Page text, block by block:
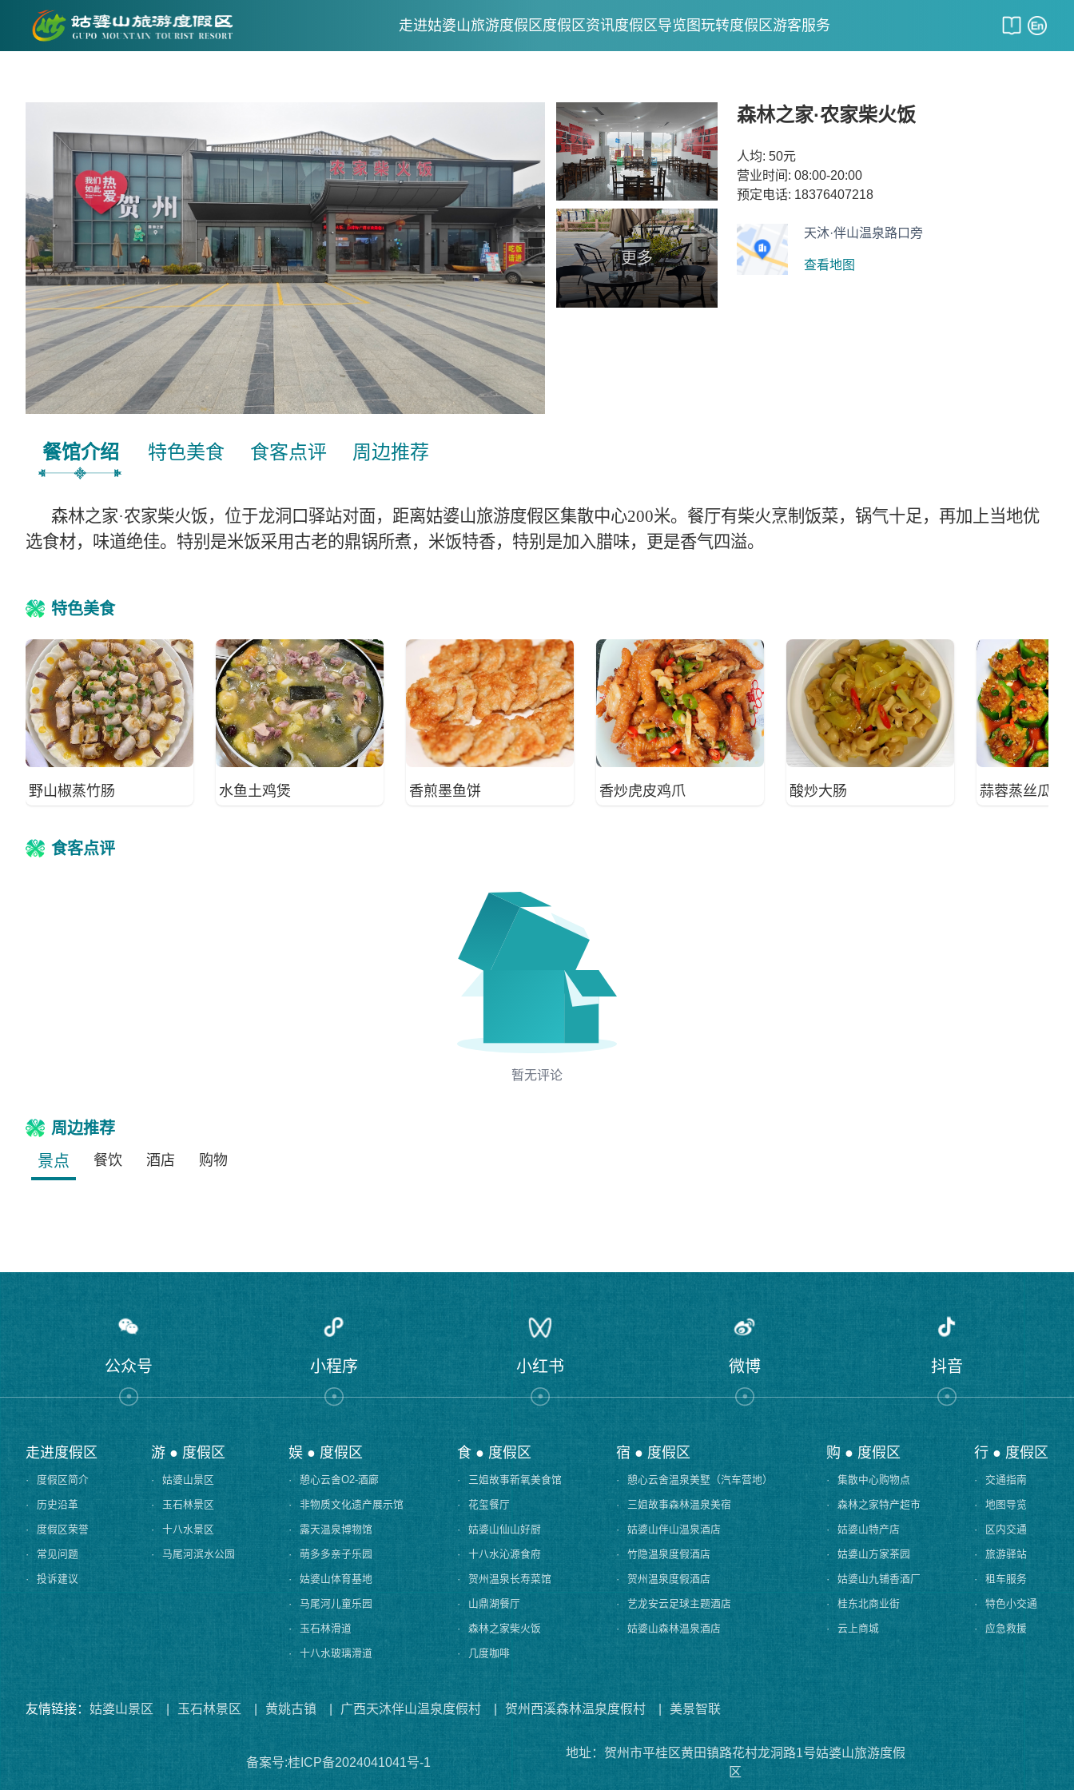
走进姑婆山旅游度假区度假区资讯度假区导览图玩转度假区游客服务
森林之家·农家柴火饭
人均: 50元
营业时间: 08:00-20:00
预定电话: 18376407218
天沐·伴山温泉路口旁
查看地图
餐馆介绍 特色美食 食客点评 周边推荐
森林之家·农家柴火饭，位于龙洞口驿站对面，距离姑婆山旅游度假区集散中心200米。餐厅有柴火烹制饭菜，锅气十足，再加上当地优
选食材，味道绝佳。特别是米饭采用古老的鼎锅所煮，米饭特香，特别是加入腊味，更是香气四溢。
特色美食
野山椒蒸竹肠 水鱼土鸡煲 香煎墨鱼饼 香炒虎皮鸡爪 酸炒大肠 蒜蓉蒸丝瓜
食客点评
暂无评论
周边推荐
景点
餐饮 酒店 购物
公众号 小程序 小红书 微博 抖音
走进度假区
· 度假区简介
· 历史沿革
· 度假区荣誉
· 常见问题
· 投诉建议
游 ● 度假区
· 姑婆山景区
· 玉石林景区
· 十八水景区
· 马尾河滨水公园
娱 ● 度假区
· 憩心云舍O2-酒廊
· 非物质文化遗产展示馆
· 露天温泉博物馆
· 萌多多亲子乐园
· 姑婆山体育基地
· 马尾河儿童乐园
· 玉石林滑道
· 十八水玻璃滑道
食 ● 度假区
· 三姐故事新氧美食馆
· 花玺餐厅
· 姑婆山仙山好厨
· 十八水沁源食府
· 贺州温泉长寿菜馆
· 山鼎湖餐厅
· 森林之家柴火饭
· 几度咖啡
宿 ● 度假区
· 憩心云舍温泉美墅（汽车营地）
· 三姐故事森林温泉美宿
· 姑婆山伴山温泉酒店
· 竹隐温泉度假酒店
· 贺州温泉度假酒店
· 艺龙安云足球主题酒店
· 姑婆山森林温泉酒店
购 ● 度假区
· 集散中心购物点
· 森林之家特产超市
· 姑婆山特产店
· 姑婆山方家茶园
· 姑婆山九铺香酒厂
· 桂东北商业街
· 云上商城
行 ● 度假区
· 交通指南
· 地图导览
· 区内交通
· 旅游驿站
· 租车服务
· 特色小交通
· 应急救援
友情链接： 姑婆山景区 玉石林景区 黄姚古镇 广西天沐伴山温泉度假村 贺州西溪森林温泉度假村 美景智联
备案号:桂ICP备2024041041号-1
地址：贺州市平桂区黄田镇路花村龙洞路1号姑婆山旅游度假
区